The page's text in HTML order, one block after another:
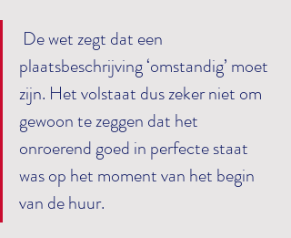
plaatsbeschrijving ‘omstandig’ moet
zijn. Het volstaat dus zeker niet om
gewoon te zeggen dat het
onroerend goed in perfecte staat
was op het moment van het begin
van de huur.